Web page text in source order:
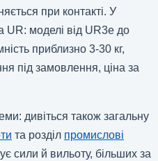
при контакті. У
UR: моделі від UR3e до
приблизно 3-30 кг,
під замовлення, ціна за
дивіться також загальну
та розділ промислові
сили й вильоту, більших за